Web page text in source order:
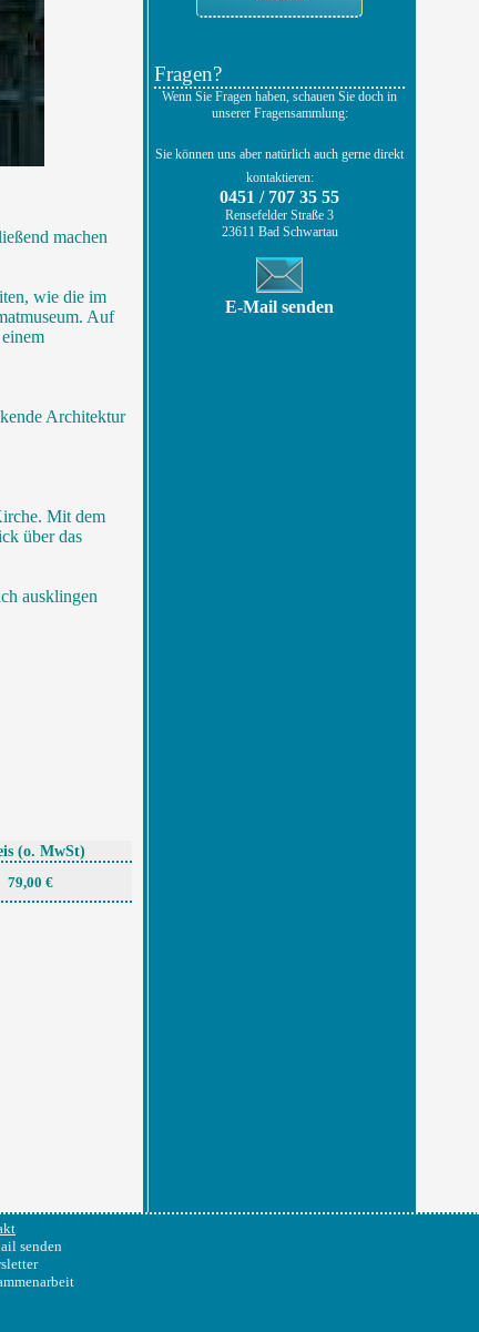
machen
wie die im
Auf
Architektur
Mit dem
über das
ausklingen
(o. MwSt)
79,00 €
Fragen?
Wenn Sie Fragen haben, schauen Sie doch in
unserer Fragensammlung:
Sie können uns aber natürlich auch gerne direkt
kontaktieren:
0451 / 707 35 55
Rensefelder Straße 3
23611 Bad Schwartau
E-Mail senden
senden